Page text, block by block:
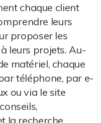
chaque client
leurs
proposer les
leurs projets. Au-
matériel, chaque
téléphone, par e-
ou via le site
la recherche